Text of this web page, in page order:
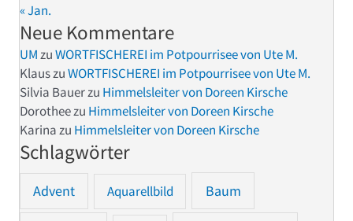
« Jan.
Neue Kommentare
UMzuWORTFISCHEREI im Potpourrisee von Ute M.
KlauszuWORTFISCHEREI im Potpourrisee von Ute M.
Silvia Bauerzu Himmelsleiter von Doreen Kirsche
Dorotheezu Himmelsleiter von Doreen Kirsche
Karinazu Himmelsleiter von Doreen Kirsche
Schlagwörter
Advent Aquarellbild Baum